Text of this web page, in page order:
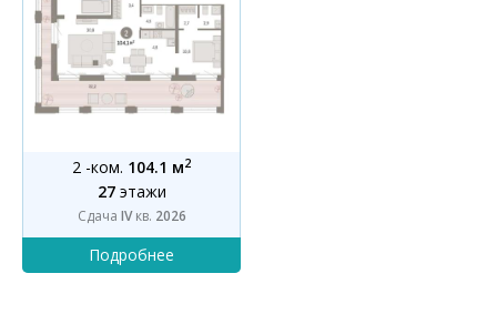
2 -ком. 104.1 м2
27этажи
Сдача IVкв. 2026